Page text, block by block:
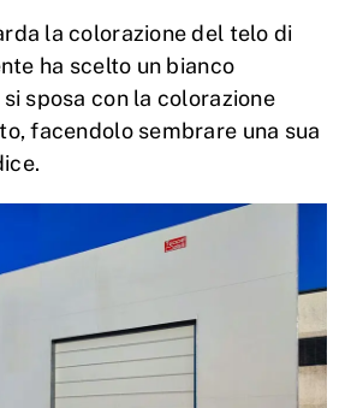
la colorazione del telo di
ha scelto un bianco
sposa con la colorazione
facendolo sembrare una sua